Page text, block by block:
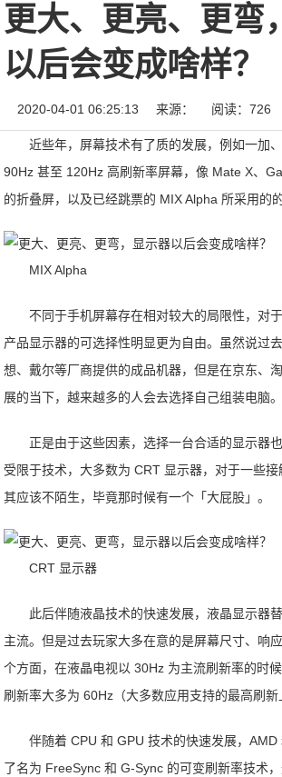
更大、更亮、更弯
以后会变成啥样？
2020-04-01 06:25:13 来源： 阅读：726
近些年，屏幕技术有了质的发展，例如一加
90Hz 甚至 120Hz 高刷新率屏幕，像 Mate X、
的折叠屏，以及已经跳票的 MIX Alpha 所采用的
MIX Alpha
不同于手机屏幕存在相对较大的局限性，对
产品显示器的可选择性明显更为自由。虽然说过
想、戴尔等厂商提供的成品机器，但是在京东、
展的当下，越来越多的人会去选择自己组装电脑。
正是由于这些因素，选择一台合适的显示器
受限于技术，大多数为 CRT 显示器，对于一些
其应该不陌生，毕竟那时候有一个「大屁股」。
CRT 显示器
此后伴随液晶技术的快速发展，液晶显示器
主流。但是过去玩家大多在意的是屏幕尺寸、响
个方面，在液晶电视以 30Hz 为主流刷新率的时
刷新率大多为 60Hz（大多数应用支持的最高刷新
伴随着 CPU 和 GPU 技术的快速发展，AMD
了名为 FreeSync 和 G-Sync 的可变刷新率技术